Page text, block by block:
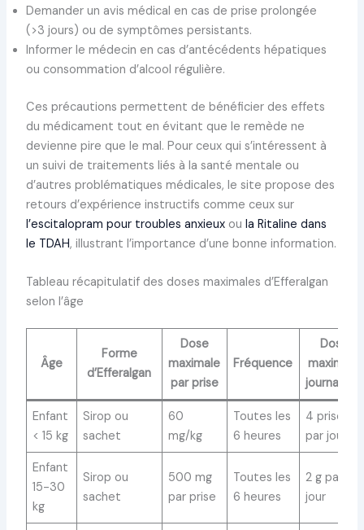
Demander un avis médical en cas de prise prolongée
(>3 jours) ou de symptômes persistants.
Informer le médecin en cas d’antécédents hépatiques
ou consommation d’alcool régulière.
Ces précautions permettent de bénéficier des effets
du médicament tout en évitant que le remède ne
devienne pire que le mal. Pour ceux qui s’intéressent à
un suivi de traitements liés à la santé mentale ou
d’autres problématiques médicales, le site propose des
retours d’expérience instructifs comme ceux sur
l’escitalopram pour troubles anxieuxou la Ritaline dans
le TDAH, illustrant l’importance d’une bonne information.
Tableau récapitulatif des doses maximales d’Efferalgan
selon l’âge
Âge
Forme
d’Efferalgan
Dose
maximale
par prise
Fréquence
Dose
maximale
journalière
Enfant
< 15 kg
Sirop ou
sachet
60
mg/kg
Toutes les
6 heures
4 prises
par jour
Enfant
15-30
kg
Sirop ou
sachet
500 mg
par prise
Toutes les
6 heures
2 g par
jour